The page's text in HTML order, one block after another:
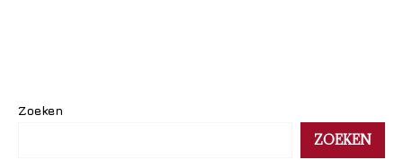
Zoeken
ZOEKEN